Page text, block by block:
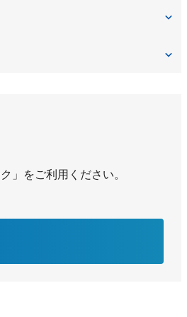
」をご利用ください。